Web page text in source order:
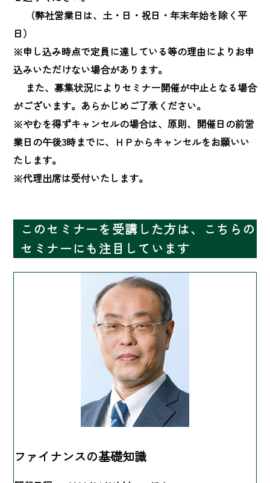
（弊社営業日は、土・日・祝日・年末年始を除く平
日）
※申し込み時点で定員に達している等の理由によりお申
込みいただけない場合があります。
また、募集状況によりセミナー開催が中止となる場合
がございます。あらかじめご了承ください。
※やむを得ずキャンセルの場合は、原則、開催日の前営
業日の午後3時までに、ＨＰからキャンセルをお願いい
たします。
※代理出席は受付いたします。
このセミナーを受講した方は、こちらの
セミナーにも注目しています
ファイナンスの基礎知識